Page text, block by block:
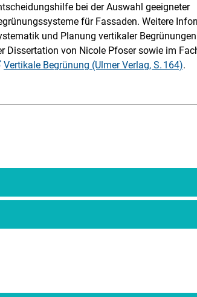
bei der Auswahl geeigneter
für Fassaden. Weitere
und Planung vertikaler
Dissertation von Nicole Pfoser sowie im
Vertikale Begrünung (Ulmer Verlag, S. 164).